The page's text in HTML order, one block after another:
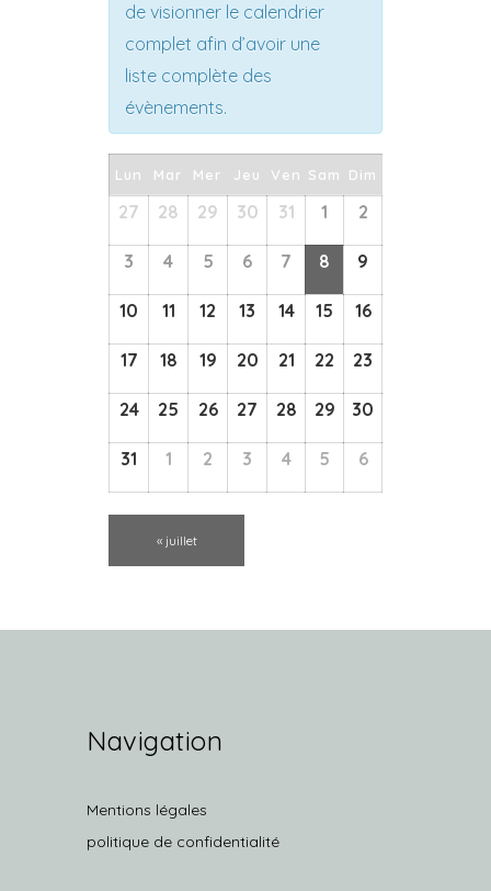
de visionner le calendrier
complet afin d’avoir une
liste complète des
évènements.
Calendrier
de
Évènements
Calendrier
de
Lun Mar Mer Jeu Ven Sam Dim
27 28 29 30 31 1 2
3 4 5 6 7 8 9
10 11 12 13 14 15 16
17 18 19 20 21 22 23
24 25 26 27 28 29 30
31 1 2 3 4 5 6
« juillet
Navigation
Mentions légales
politique de confidentialité